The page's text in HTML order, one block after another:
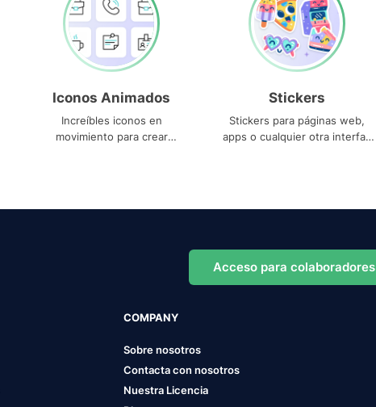
Iconos Animados
Increíbles iconos en
movimiento para crear
Stickers
Stickers para páginas web,
apps o cualquier otra interfaz
Acceso para colaboradores
COMPANY
Sobre nosotros
Contacta con nosotros
Nuestra Licencia